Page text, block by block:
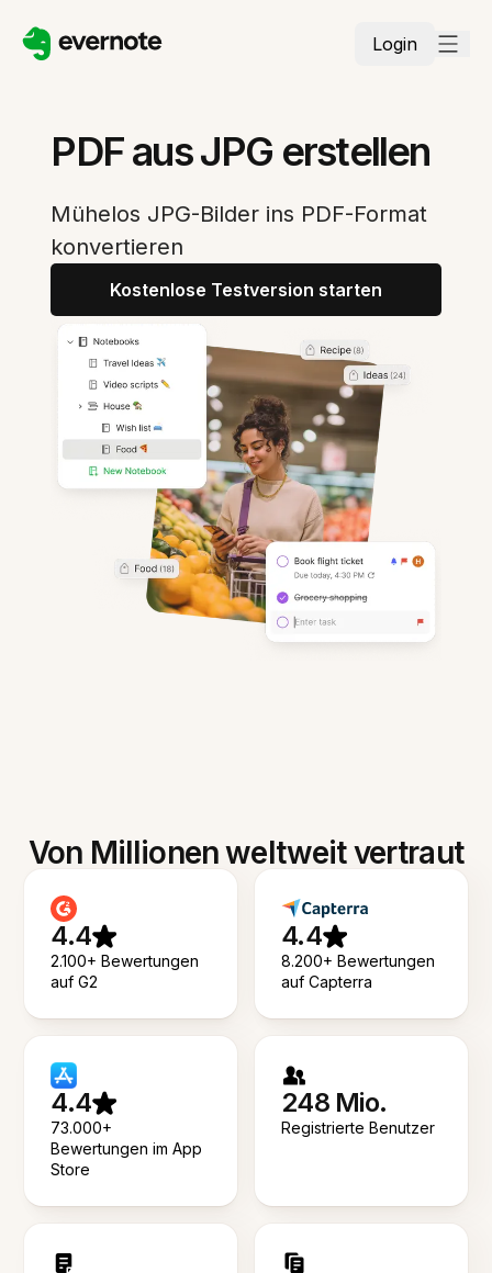
Login
PDF aus JPG erstellen
Mühelos JPG-Bilder ins PDF-Format
konvertieren
Kostenlose Testversion starten
Von Millionen weltweit vertraut
4.4
2.100+ Bewertungen
auf G2
4.4
8.200+ Bewertungen
auf Capterra
4.4
73.000+
Bewertungen im App
Store
248 Mio.
Registrierte Benutzer